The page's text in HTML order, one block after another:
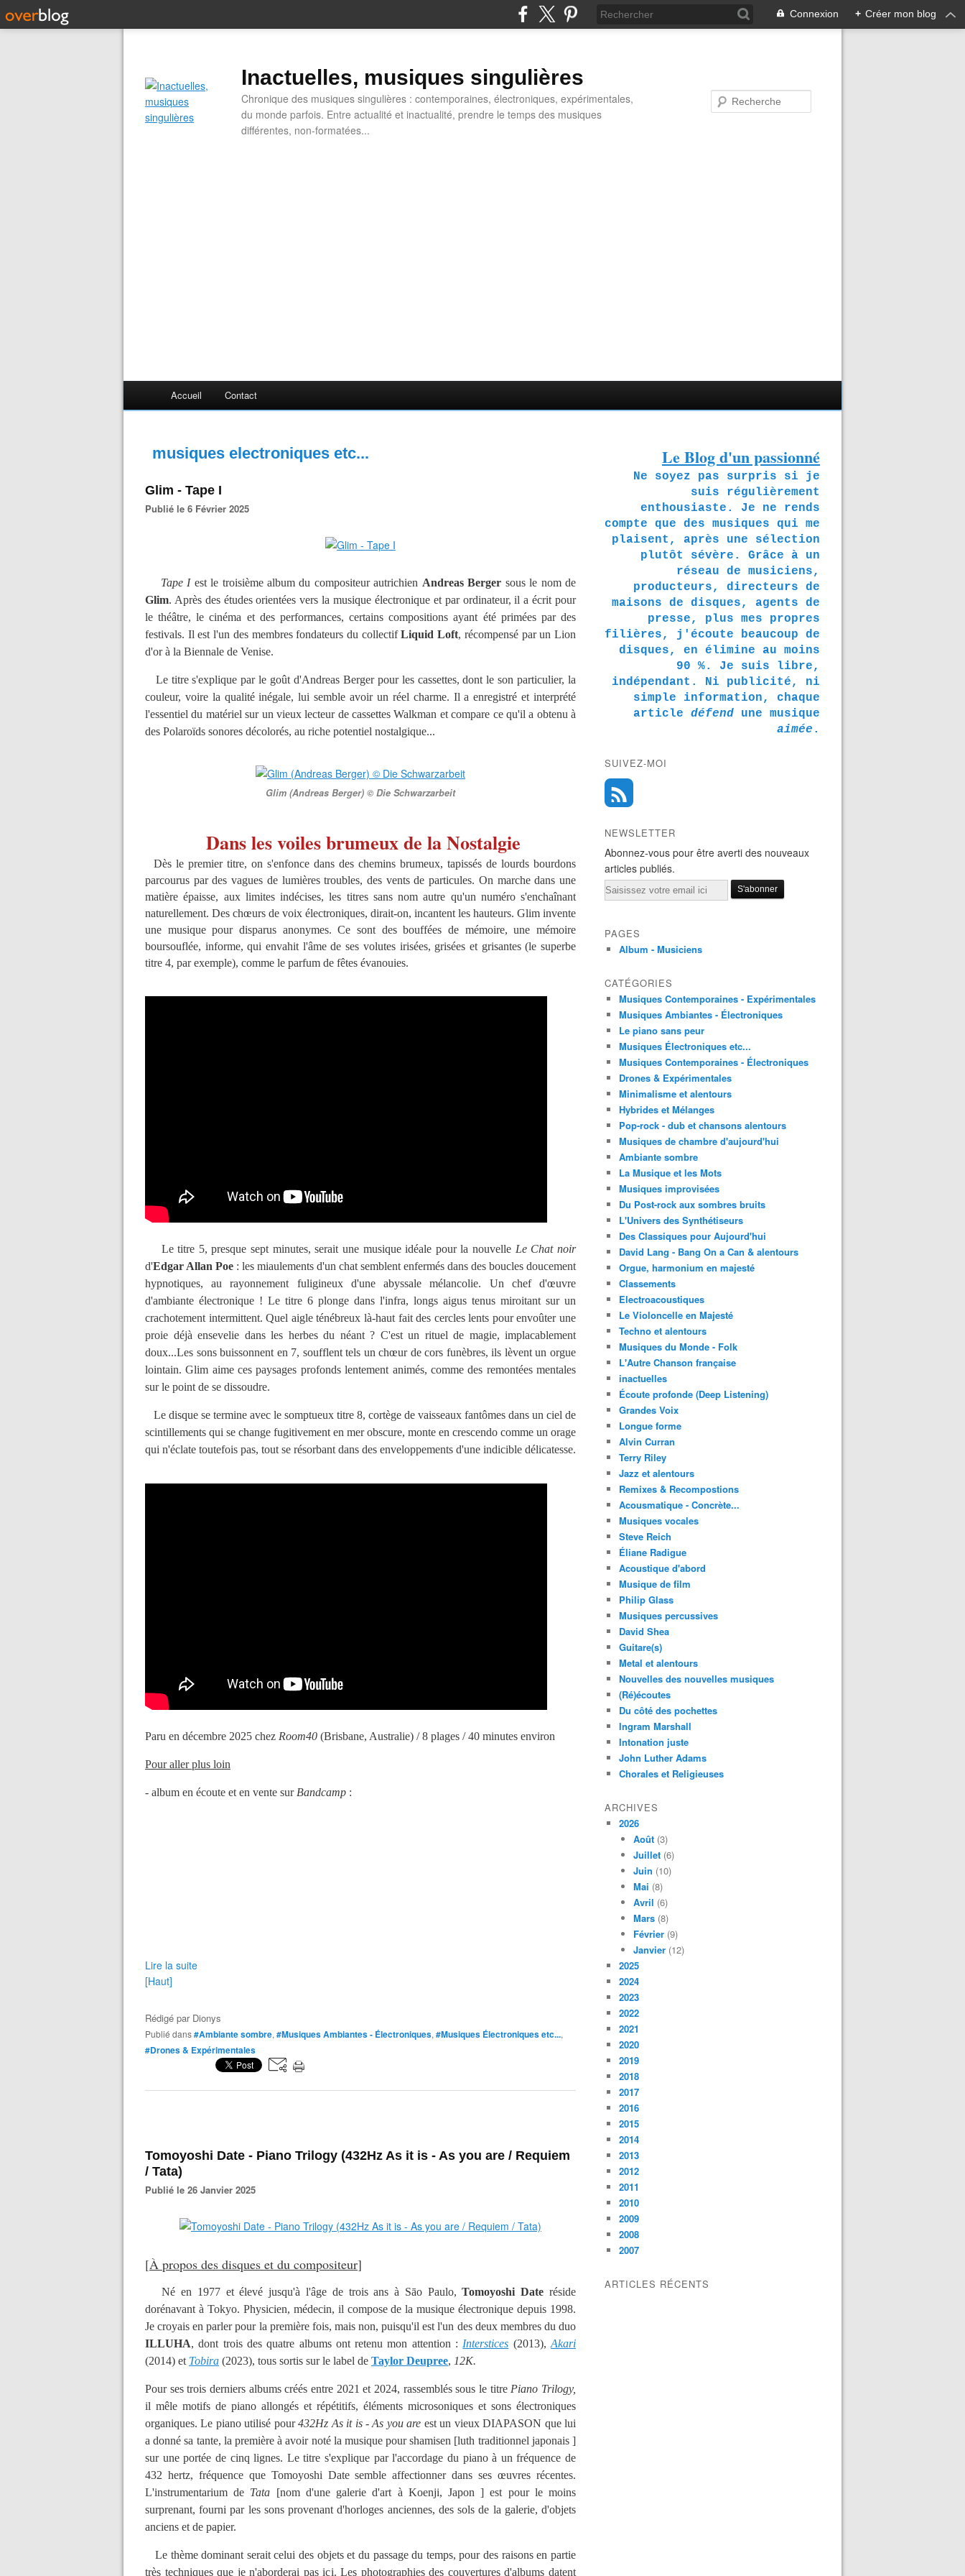
Connexion + Créer mon blog
Inactuelles, musiques singulières
Chronique des musiques singulières : contemporaines, électroniques, expérimentales,
du monde parfois. Entre actualité et inactualité, prendre le temps des musiques
différentes, non-formatées...
Accueil Contact
musiques electroniques etc...
Glim - Tape I
Publié le 6 Février 2025
Tape Iest le troisième album du compositeur autrichien Andreas Berger sous le nom de
Glim. Après des études orientées vers la musique électronique et par ordinateur, il a écrit pour
le théâtre, le cinéma et des performances, certains compositions ayant été primées par des
festivals. Il est l'un des membres fondateurs du collectifLiquid Loft, récompensé par un Lion
d'or à la Biennale de Venise.
Le titre s'explique par le goût d'Andreas Berger pour les cassettes, dont le son particulier, la
couleur, voire la qualité inégale, lui semble avoir un réel charme. Il a enregistré et interprété
l'essentiel du matériel sur un vieux lecteur de cassettes Walkman et compare ce qu'il a obtenu à
des Polaroïds sonores décolorés, au riche potentiel nostalgique...
Glim (Andreas Berger) © Die Schwarzarbeit
Dans les voiles brumeux de la Nostalgie
Dès le premier titre, on s'enfonce dans des chemins brumeux, tapissés de lourds bourdons
parcourus par des vagues de lumières troubles, des vents de particules. On marche dans une
matière épaisse, aux limites indécises, les titres sans nom autre qu'un numéro s'enchaînant
naturellement. Des chœurs de voix électroniques, dirait-on, incantent les hauteurs. Glim invente
une musique pour disparus anonymes. Ce sont des bouffées de mémoire, une mémoire
boursouflée, informe, qui envahit l'âme de ses volutes irisées, grisées et grisantes (le superbe
titre 4, par exemple), comme le parfum de fêtes évanouies.
Le titre 5, presque sept minutes, serait une musique idéale pour la nouvelle Le Chat noir
d'Edgar Allan Poe : les miaulements d'un chat semblent enfermés dans des boucles doucement
hypnotiques, au rayonnement fuligineux d'une abyssale mélancolie. Un chef d'œuvre
d'ambiante électronique ! Le titre 6 plonge dans l'infra, longs aigus tenus miroitant sur un
crachotement intermittent. Quel aigle ténébreux là-haut fait des cercles lents pour envoûter une
proie déjà ensevelie dans les herbes du néant ? C'est un rituel de magie, implacablement
doux...Les sons buissonnent en 7, soufflent tels un chœur de cors funèbres, ils lèvent un orgue
lointain. Glim aime ces paysages profonds lentement animés, comme des remontées mentales
sur le point de se dissoudre.
Le disque se termine avec le somptueux titre 8, cortège de vaisseaux fantômes dans un ciel de
scintillements qui se change fugitivement en mer obscure, monte en crescendo comme un orage
qui n'éclate toutefois pas, tout se résorbant dans des enveloppements d'une indicible délicatesse.
Paru en décembre 2025 chez Room40 (Brisbane, Australie) / 8 plages / 40 minutes environ
Pour aller plus loin
- album en écoute et en vente sur Bandcamp :
Lire la suite
[Haut]
Rédigé par Dionys
Publié dans#Ambiante sombre, #Musiques Ambiantes - Électroniques, #Musiques Électroniques etc...,
#Drones & Expérimentales
Tomoyoshi Date - Piano Trilogy (432Hz As it is - As you are / Requiem
/ Tata)
Publié le 26 Janvier 2025
[À propos des disques et du compositeur]
Né en 1977 et élevé jusqu'à l'âge de trois ans à Sāo Paulo,Tomoyoshi Date réside
dorénavant à Tokyo. Physicien, médecin, il compose de la musique électronique depuis 1998.
Je croyais en parler pour la première fois, mais non, puisqu'il est l'un des deux membres du duo
ILLUHA, dont trois des quatre albums ont retenu mon attention : Interstices (2013),Akari
(2014) et Tobira (2023), tous sortis sur le label de Taylor Deupree, 12K.
Pour ses trois derniers albums créés entre 2021 et 2024, rassemblés sous le titre Piano Trilogy,
il mêle motifs de piano allongés et répétitifs, éléments microsoniques et sons électroniques
organiques. Le piano utilisé pour432Hz As it is - As you are est un vieux DIAPASON que lui
a donné sa tante, la première à avoir noté la musique pour shamisen [luth traditionnel japonais ]
sur une portée de cinq lignes. Le titre s'explique par l'accordage du piano à un fréquence de
432 hertz, fréquence que Tomoyoshi Date semble affectionner dans ses œuvres récentes.
L'instrumentarium de Tata [nom d'une galerie d'art à Koenji, Japon ] est pour le moins
surprenant, fourni par les sons provenant d'horloges anciennes, des sols de la galerie, d'objets
anciens et de papier.
Le thème dominant serait celui des objets et du passage du temps, pour des raisons en partie
très techniques que je n'aborderai pas ici. Les photographies des couvertures d'albums datent
Le Blog d'un passionné
Ne soyez pas surpris si je
suis régulièrement
enthousiaste. Je ne rends
compte que des musiques qui me
plaisent, après une sélection
plutôt sévère. Grâce à un
réseau de musiciens,
producteurs, directeurs de
maisons de disques, agents de
presse, plus mes propres
filières, j'écoute beaucoup de
disques, en élimine au moins
90 %. Je suis libre,
indépendant. Ni publicité, ni
simple information, chaque
article défend une musique
aimée .
SUIVEZ-MOI
NEWSLETTER
Abonnez-vous pour être averti des nouveaux
articles publiés.
Email
PAGES
Album - Musiciens
CATÉGORIES
Musiques Contemporaines - Expérimentales
Musiques Ambiantes - Électroniques
Le piano sans peur
Musiques Électroniques etc...
Musiques Contemporaines - Électroniques
Drones & Expérimentales
Minimalisme et alentours
Hybrides et Mélanges
Pop-rock - dub et chansons alentours
Musiques de chambre d'aujourd'hui
Ambiante sombre
La Musique et les Mots
Musiques improvisées
Du Post-rock aux sombres bruits
L'Univers des Synthétiseurs
Des Classiques pour Aujourd'hui
David Lang - Bang On a Can & alentours
Orgue, harmonium en majesté
Classements
Electroacoustiques
Le Violoncelle en Majesté
Techno et alentours
Musiques du Monde - Folk
L'Autre Chanson française
inactuelles
Écoute profonde (Deep Listening)
Grandes Voix
Longue forme
Alvin Curran
Terry Riley
Jazz et alentours
Remixes & Recompostions
Acousmatique - Concrète...
Musiques vocales
Steve Reich
Éliane Radigue
Acoustique d'abord
Musique de film
Philip Glass
Musiques percussives
David Shea
Guitare(s)
Metal et alentours
Nouvelles des nouvelles musiques
(Ré)écoutes
Du côté des pochettes
Ingram Marshall
Intonation juste
John Luther Adams
Chorales et Religieuses
ARCHIVES
2026
Août (3)
Juillet (6)
Juin (10)
Mai (8)
Avril (6)
Mars (8)
Février (9)
Janvier (12)
2025
2024
2023
2022
2021
2020
2019
2018
2017
2016
2015
2014
2013
2012
2011
2010
2009
2008
2007
ARTICLES RÉCENTS